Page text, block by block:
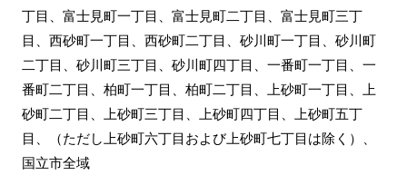
丁目、富士見町一丁目、富士見町二丁目、富士見町三丁
目、西砂町一丁目、西砂町二丁目、砂川町一丁目、砂川町
二丁目、砂川町三丁目、砂川町四丁目、一番町一丁目、一
番町二丁目、柏町一丁目、柏町二丁目、上砂町一丁目、上
砂町二丁目、上砂町三丁目、上砂町四丁目、上砂町五丁
目、（ただし上砂町六丁目および上砂町七丁目は除く）、
国立市全域